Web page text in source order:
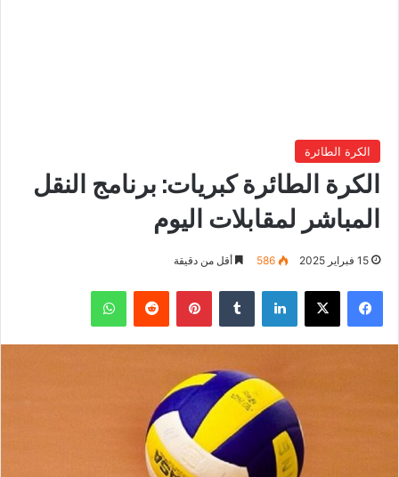
الكرة الطائرة
الكرة الطائرة كبريات: برنامج النقل
المباشر لمقابلات اليوم
15 فبراير 2025 586 أقل من دقيقة
فيسبوك ‫X لينكدإن بينتيريست واتساب